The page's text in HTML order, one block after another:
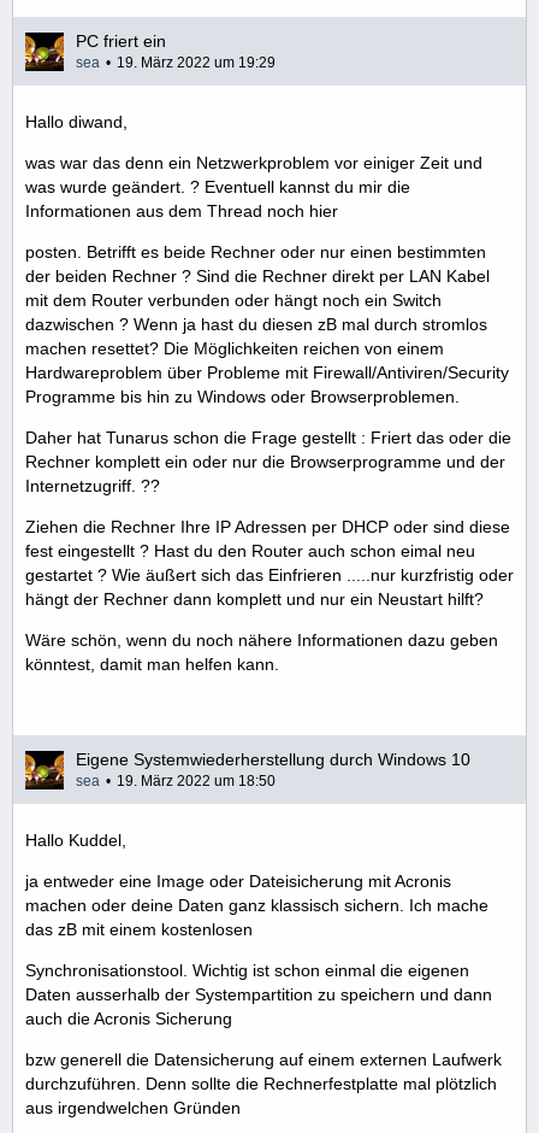
PC friert ein
sea 19. März 2022 um 19:29
Hallo diwand,
was war das denn ein Netzwerkproblem vor einiger Zeit und
was wurde geändert. ? Eventuell kannst du mir die
Informationen aus dem Thread noch hier
posten. Betrifft es beide Rechner oder nur einen bestimmten
der beiden Rechner ? Sind die Rechner direkt per LAN Kabel
mit dem Router verbunden oder hängt noch ein Switch
dazwischen ? Wenn ja hast du diesen zB mal durch stromlos
machen resettet? Die Möglichkeiten reichen von einem
Hardwareproblem über Probleme mit Firewall/Antiviren/Security
Programme bis hin zu Windows oder Browserproblemen.
Daher hat Tunarus schon die Frage gestellt : Friert das oder die
Rechner komplett ein oder nur die Browserprogramme und der
Internetzugriff. ??
Ziehen die Rechner Ihre IP Adressen per DHCP oder sind diese
fest eingestellt ? Hast du den Router auch schon eimal neu
gestartet ? Wie äußert sich das Einfrieren .....nur kurzfristig oder
hängt der Rechner dann komplett und nur ein Neustart hilft?
Wäre schön, wenn du noch nähere Informationen dazu geben
könntest, damit man helfen kann.
Eigene Systemwiederherstellung durch Windows 10
sea 19. März 2022 um 18:50
Hallo Kuddel,
ja entweder eine Image oder Dateisicherung mit Acronis
machen oder deine Daten ganz klassisch sichern. Ich mache
das zB mit einem kostenlosen
Synchronisationstool. Wichtig ist schon einmal die eigenen
Daten ausserhalb der Systempartition zu speichern und dann
auch die Acronis Sicherung
bzw generell die Datensicherung auf einem externen Laufwerk
durchzuführen. Denn sollte die Rechnerfestplatte mal plötzlich
aus irgendwelchen Gründen